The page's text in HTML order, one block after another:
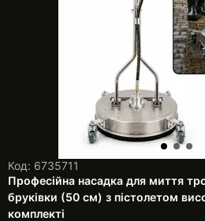
Код: 6735711
Професійна насадка для миття
бруківки (50 см) з пістолетом
комплекті